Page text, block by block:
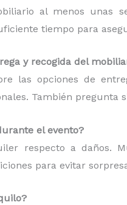
al menos unas
tiempo para
y recogida del
las opciones de
También
el evento?
respecto a daños.
para evitar